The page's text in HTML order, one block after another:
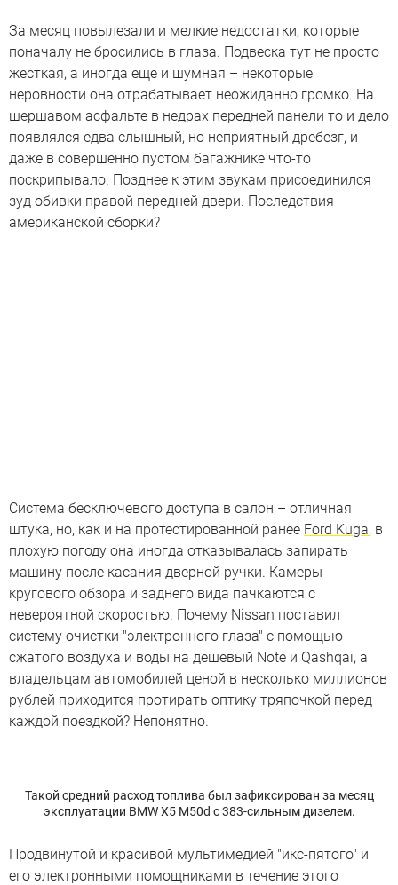
За месяц повылезали и мелкие недостатки, которые
поначалу не бросились в глаза. Подвеска тут не просто
жесткая, а иногда еще и шумная – некоторые
неровности она отрабатывает неожиданно громко. На
шершавом асфальте в недрах передней панели то и дело
появлялся едва слышный, но неприятный дребезг, и
даже в совершенно пустом багажнике что-то
поскрипывало. Позднее к этим звукам присоединился
зуд обивки правой передней двери. Последствия
американской сборки?
Система бесключевого доступа в салон – отличная
штука, но, как и на протестированной ранее Ford Kuga, в
плохую погоду она иногда отказывалась запирать
машину после касания дверной ручки. Камеры
кругового обзора и заднего вида пачкаются с
невероятной скоростью. Почему Nissan поставил
систему очистки "электронного глаза" с помощью
сжатого воздуха и воды на дешевый Note и Qashqai, а
владельцам автомобилей ценой в несколько миллионов
рублей приходится протирать оптику тряпочкой перед
каждой поездкой? Непонятно.
Такой средний расход топлива был зафиксирован за месяц
эксплуатации BMW X5 M50d с 383-сильным дизелем.
Продвинутой и красивой мультимедией "икс-пятого" и
его электронными помощниками в течение этого